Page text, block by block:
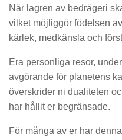
När lagren av bedrägeri
vilket möjliggör födelsen
kärlek, medkänsla och
Era personliga resor,
avgörande för planetens
överskrider ni dualiteten
har hållit er begränsade.
För många av er har